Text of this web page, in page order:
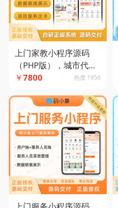
上门家教小程序源码
（PHP版），城市代理
版多端管理，兼容多种
￥7800 热度 1956